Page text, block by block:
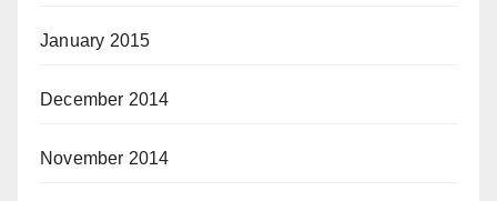
January 2015
December 2014
November 2014